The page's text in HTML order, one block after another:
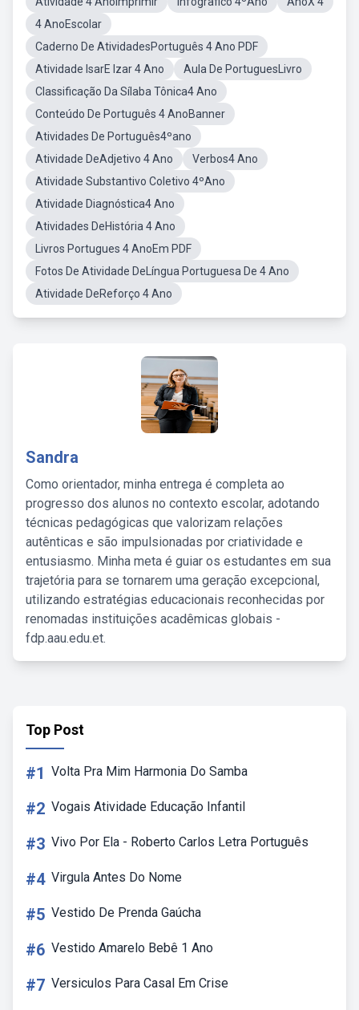
4 AnoEscolar
Caderno De AtividadesPortuguês 4 Ano PDF
Atividade IsarE Izar 4 Ano
Aula De PortuguesLivro
Classificação Da Sílaba Tônica4 Ano
Conteúdo De Português 4 AnoBanner
Atividades De Português4ºano
Atividade DeAdjetivo 4 Ano
Verbos4 Ano
Atividade Substantivo Coletivo 4ºAno
Atividade Diagnóstica4 Ano
Atividades DeHistória 4 Ano
Livros Portugues 4 AnoEm PDF
Fotos De Atividade DeLíngua Portuguesa De 4 Ano
Atividade DeReforço 4 Ano
Sandra
Como orientador, minha entrega é completa ao
progresso dos alunos no contexto escolar, adotando
técnicas pedagógicas que valorizam relações
autênticas e são impulsionadas por criatividade e
entusiasmo. Minha meta é guiar os estudantes em sua
trajetória para se tornarem uma geração excepcional,
utilizando estratégias educacionais reconhecidas por
renomadas instituições acadêmicas globais -
fdp.aau.edu.et.
Top Post
#1 Volta Pra Mim Harmonia Do Samba
#2 Vogais Atividade Educação Infantil
#3 Vivo Por Ela - Roberto Carlos Letra Português
#4 Virgula Antes Do Nome
#5 Vestido De Prenda Gaúcha
#6 Vestido Amarelo Bebê 1 Ano
#7 Versiculos Para Casal Em Crise